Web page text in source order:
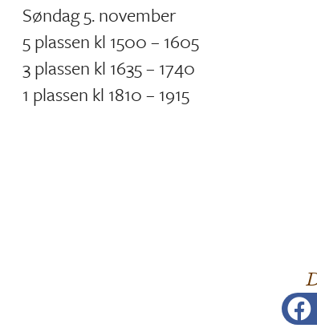
Søndag 5. november
5 plassen kl 1500 – 1605
3 plassen kl 1635 – 1740
1 plassen kl 1810 – 1915